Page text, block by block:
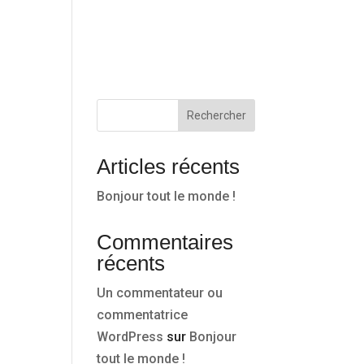
Rechercher
Articles récents
Bonjour tout le monde !
Commentaires
récents
Un commentateur ou
commentatrice
WordPress sur Bonjour
tout le monde !